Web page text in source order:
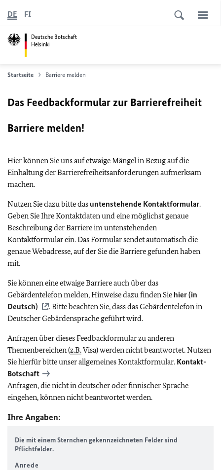
Deutsche Botschaft
Helsinki
DE FI
Startseite Barriere melden
Das Feedbackformular zur Barrierefreiheit
Barriere melden!
Hier können Sie uns auf etwaige Mängel in Bezug auf die
Einhaltung der Barrierefreiheitsanforderungen aufmerksam
machen.
Nutzen Sie dazu bitte das untenstehende Kontaktformular.
Geben Sie Ihre Kontaktdaten und eine möglichst genaue
Beschreibung der Barriere im untenstehenden
Kontaktformular ein. Das Formular sendet automatisch die
genaue Webadresse, auf der Sie die Barriere gefunden haben
mit.
Sie können eine etwaige Barriere auch über das
Gebärdentelefon melden, Hinweise dazu finden Sie hier (in
Deutsch)
. Bitte beachten Sie, dass das Gebärdentelefon in
Deutscher Gebärdensprache geführt wird.
Anfragen über dieses Feedbackformular zu anderen
Themenbereichen (z.B.Visa) werden nicht beantwortet. Nutzen
Sie hierfür bitte unser allgemeines Kontaktformular. Kontakt-
Botschaft
Anfragen, die nicht in deutscher oder finnischer Sprache
eingehen, können nicht beantwortet werden.
Ihre Angaben:
Die mit einem Sternchen gekennzeichneten Felder sind
Pflichtfelder.
Anrede